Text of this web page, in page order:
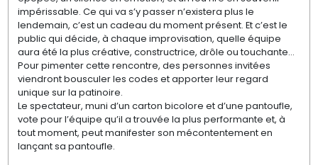
impérissable. Ce qui va s’y passer n’existera plus le
lendemain, c’est un cadeau du moment présent. Et c’est le
public qui décide, à chaque improvisation, quelle équipe
aura été la plus créative, constructrice, drôle ou touchante…
Pour pimenter cette rencontre, des personnes invitées
viendront bousculer les codes et apporter leur regard
unique sur la patinoire.
Le spectateur, muni d’un carton bicolore et d’une pantoufle,
vote pour l’équipe qu’il a trouvée la plus performante et, à
tout moment, peut manifester son mécontentement en
lançant sa pantoufle.